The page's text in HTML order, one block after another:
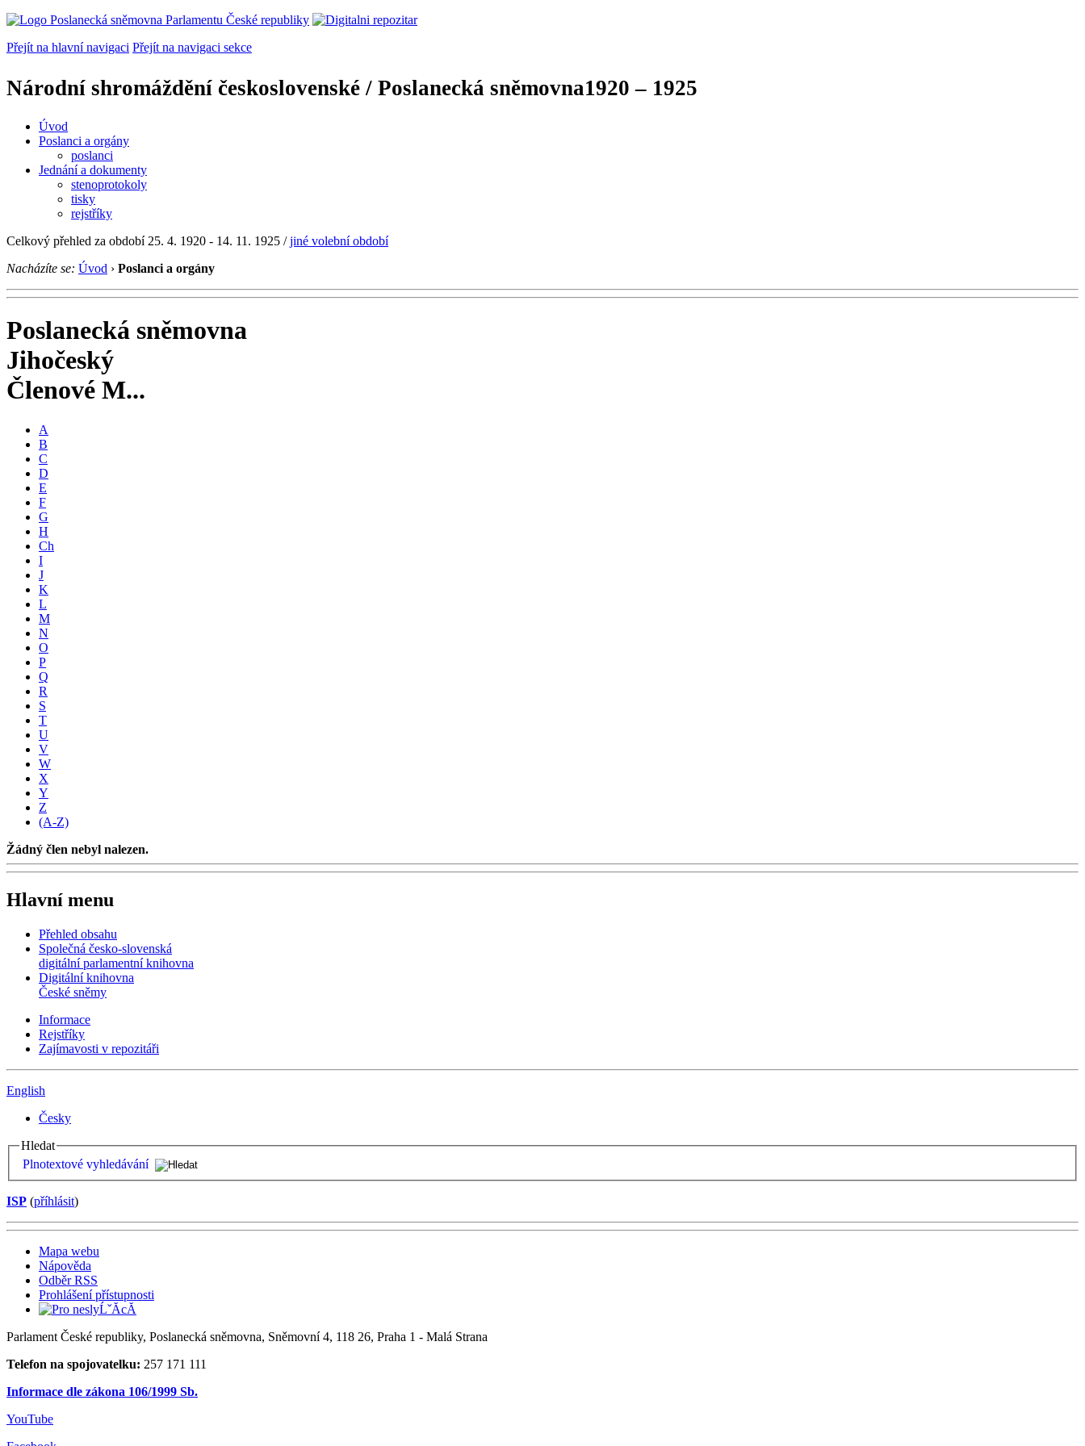
Přejít na hlavní navigaci Přejít na navigaci sekce
Národní shromáždění československé / Poslanecká sněmovna1920 – 1925
Úvod
Poslanci a orgány
poslanci
Jednání a dokumenty
stenoprotokoly
tisky
rejstříky
Celkový přehled za období 25. 4. 1920 - 14. 11. 1925 /jiné volební období
Nacházíte se: Úvod › Poslanci a orgány
Poslanecká sněmovna
Jihočeský
Členové M...
A
B
C
D
E
F
G
H
Ch
I
J
K
L
M
N
O
P
Q
R
S
T
U
V
W
X
Y
Z
(A-Z)
Žádný člen nebyl nalezen.
Hlavní menu
Přehled obsahu
Společná česko-slovenská
digitální parlamentní knihovna
Digitální knihovna
České sněmy
Informace
Rejstříky
Zajímavosti v repozitáři
English
Česky
Hledat
Plnotextové vyhledávání
ISP (příhlásit)
Mapa webu
Nápověda
Odběr RSS
Prohlášení přístupnosti
Parlament České republiky, Poslanecká sněmovna, Sněmovní 4, 118 26, Praha 1 - Malá Strana
Telefon na spojovatelku: 257 171 111
Informace dle zákona 106/1999 Sb.
YouTube